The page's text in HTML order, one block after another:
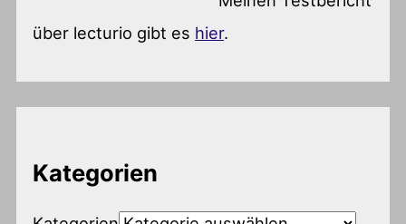
über lecturio gibt es hier.
Kategorien